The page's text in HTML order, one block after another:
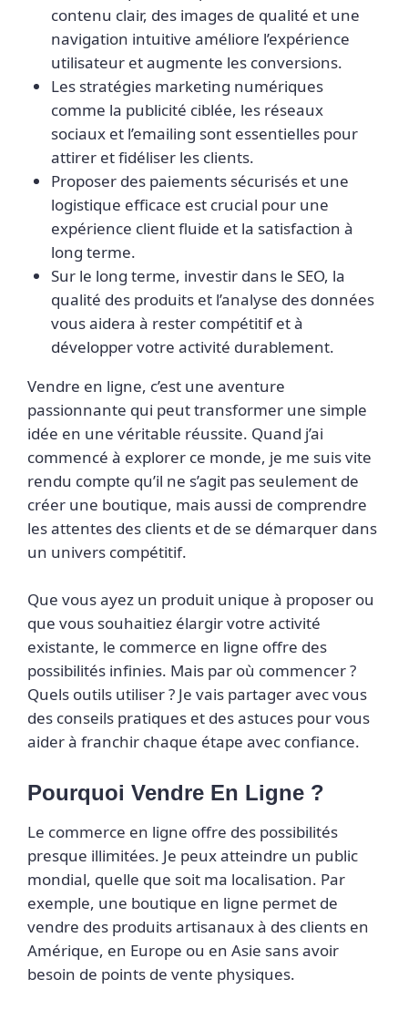
contenu clair, des images de qualité et une
navigation intuitive améliore l’expérience
utilisateur et augmente les conversions.
Les stratégies marketing numériques
comme la publicité ciblée, les réseaux
sociaux et l’emailing sont essentielles pour
attirer et fidéliser les clients.
Proposer des paiements sécurisés et une
logistique efficace est crucial pour une
expérience client fluide et la satisfaction à
long terme.
Sur le long terme, investir dans le SEO, la
qualité des produits et l’analyse des données
vous aidera à rester compétitif et à
développer votre activité durablement.
Vendre en ligne, c’est une aventure
passionnante qui peut transformer une simple
idée en une véritable réussite. Quand j’ai
commencé à explorer ce monde, je me suis vite
rendu compte qu’il ne s’agit pas seulement de
créer une boutique, mais aussi de comprendre
les attentes des clients et de se démarquer dans
un univers compétitif.
Que vous ayez un produit unique à proposer ou
que vous souhaitiez élargir votre activité
existante, le commerce en ligne offre des
possibilités infinies. Mais par où commencer ?
Quels outils utiliser ? Je vais partager avec vous
des conseils pratiques et des astuces pour vous
aider à franchir chaque étape avec confiance.
Pourquoi Vendre En Ligne ?
Le commerce en ligne offre des possibilités
presque illimitées. Je peux atteindre un public
mondial, quelle que soit ma localisation. Par
exemple, une boutique en ligne permet de
vendre des produits artisanaux à des clients en
Amérique, en Europe ou en Asie sans avoir
besoin de points de vente physiques.